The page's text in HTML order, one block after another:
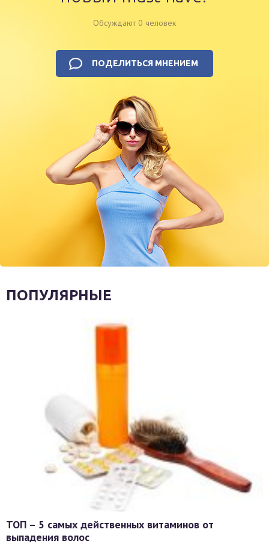
Обсуждают 0 человек
ПОДЕЛИТЬСЯ МНЕНИЕМ
ПОПУЛЯРНЫЕ
ТОП – 5 самых действенных витаминов от
выпадения волос